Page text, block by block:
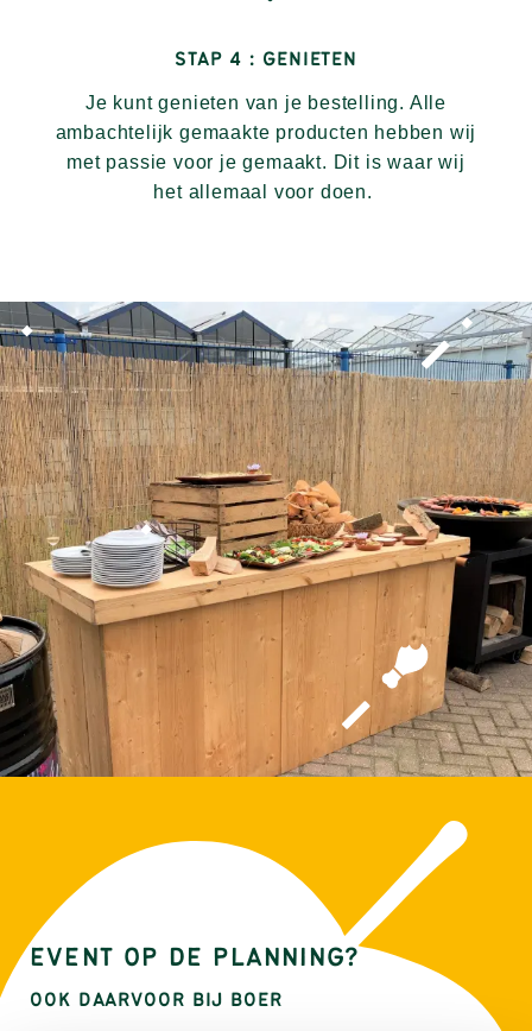
STAP 4 : GENIETEN
Je kunt genieten van je bestelling. Alle
ambachtelijk gemaakte producten hebben wij
met passie voor je gemaakt. Dit is waar wij
het allemaal voor doen.
EVENT OP DE PLANNING?
OOK DAARVOOR BIJ BOER